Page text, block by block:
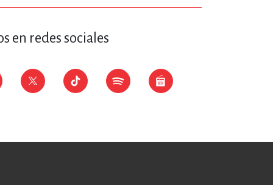
en redes sociales